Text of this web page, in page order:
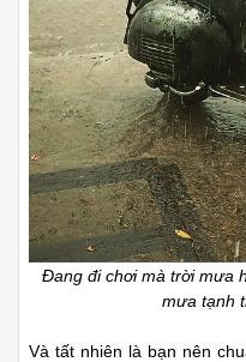
Đang đi chơi mà trời mưa
mưa tạnh
Và tất nhiên là bạn nên